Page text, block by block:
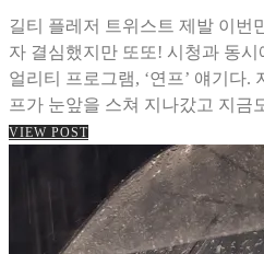
길티 플레저 트위스트 제발 이번
자 결심했지만 또또! 시청과 동시
얼리티 프로그램, ‘연프’ 얘기다.
프가 눈앞을 스쳐 지나갔고 지금
VIEW POST